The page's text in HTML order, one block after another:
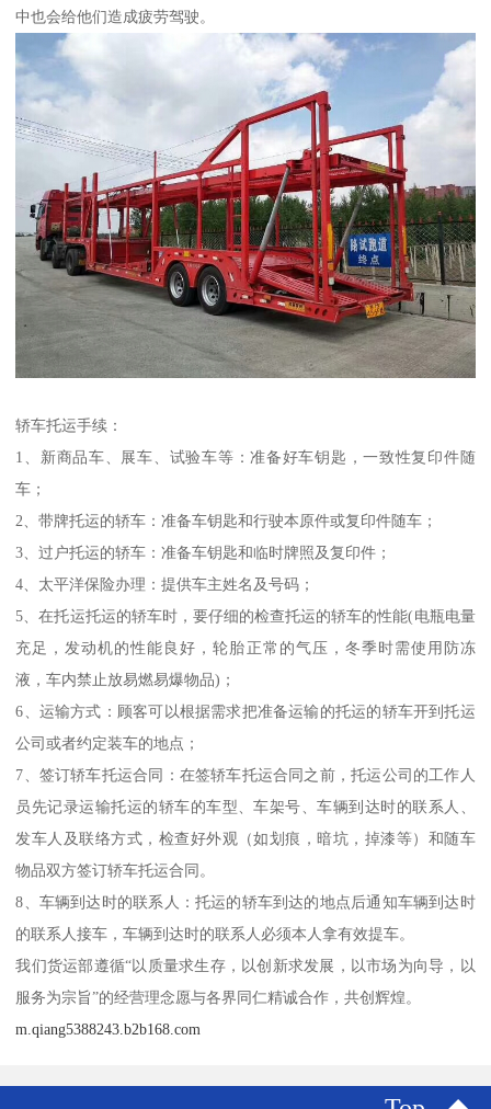
中也会给他们造成疲劳驾驶。
轿车托运手续：
1、新商品车、展车、试验车等：准备好车钥匙，一致性复印件随
车；
2、带牌托运的轿车：准备车钥匙和行驶本原件或复印件随车；
3、过户托运的轿车：准备车钥匙和临时牌照及复印件；
4、太平洋保险办理：提供车主姓名及号码；
5、在托运托运的轿车时，要仔细的检查托运的轿车的性能(电瓶电量
充足，发动机的性能良好，轮胎正常的气压，冬季时需使用防冻
液，车内禁止放易燃易爆物品)；
6、运输方式：顾客可以根据需求把准备运输的托运的轿车开到托运
公司或者约定装车的地点；
7、签订轿车托运合同：在签轿车托运合同之前，托运公司的工作人
员先记录运输托运的轿车的车型、车架号、车辆到达时的联系人、
发车人及联络方式，检查好外观（如划痕，暗坑，掉漆等）和随车
物品双方签订轿车托运合同。
8、车辆到达时的联系人：托运的轿车到达的地点后通知车辆到达时
的联系人接车，车辆到达时的联系人必须本人拿有效提车。
我们货运部遵循“以质量求生存，以创新求发展，以市场为向导，以
服务为宗旨”的经营理念愿与各界同仁精诚合作，共创辉煌。
m.qiang5388243.b2b168.com